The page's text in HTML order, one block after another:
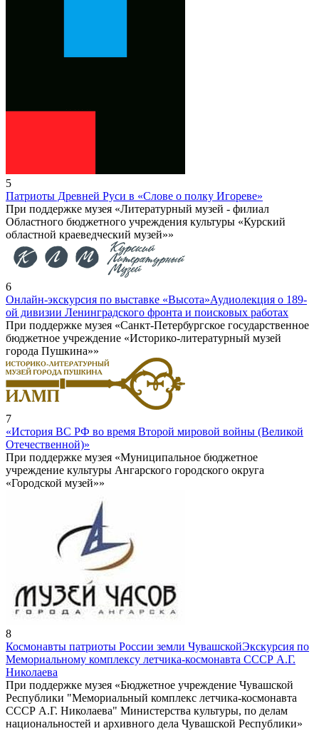
5
Патриоты Древней Руси в «Слове о полку Игореве»
При поддержке музея «Литературный музей - филиал
Областного бюджетного учреждения культуры «Курский
областной краеведческий музей»»
6
Онлайн-экскурсия по выставке «Высота»Аудиолекция о 189-
ой дивизии Ленинградского фронта и поисковых работах
При поддержке музея «Санкт-Петербургское государственное
бюджетное учреждение «Историко-литературный музей
города Пушкина»»
7
«История ВС РФ во время Второй мировой войны (Великой
Отечественной)»
При поддержке музея «Муниципальное бюджетное
учреждение культуры Ангарского городского округа
«Городской музей»»
8
Космонавты патриоты России земли ЧувашскойЭкскурсия по
Мемориальному комплексу летчика-космонавта СССР А.Г.
Николаева
При поддержке музея «Бюджетное учреждение Чувашской
Республики "Мемориальный комплекс летчика-космонавта
СССР А.Г. Николаева" Министерства культуры, по делам
национальностей и архивного дела Чувашской Республики»